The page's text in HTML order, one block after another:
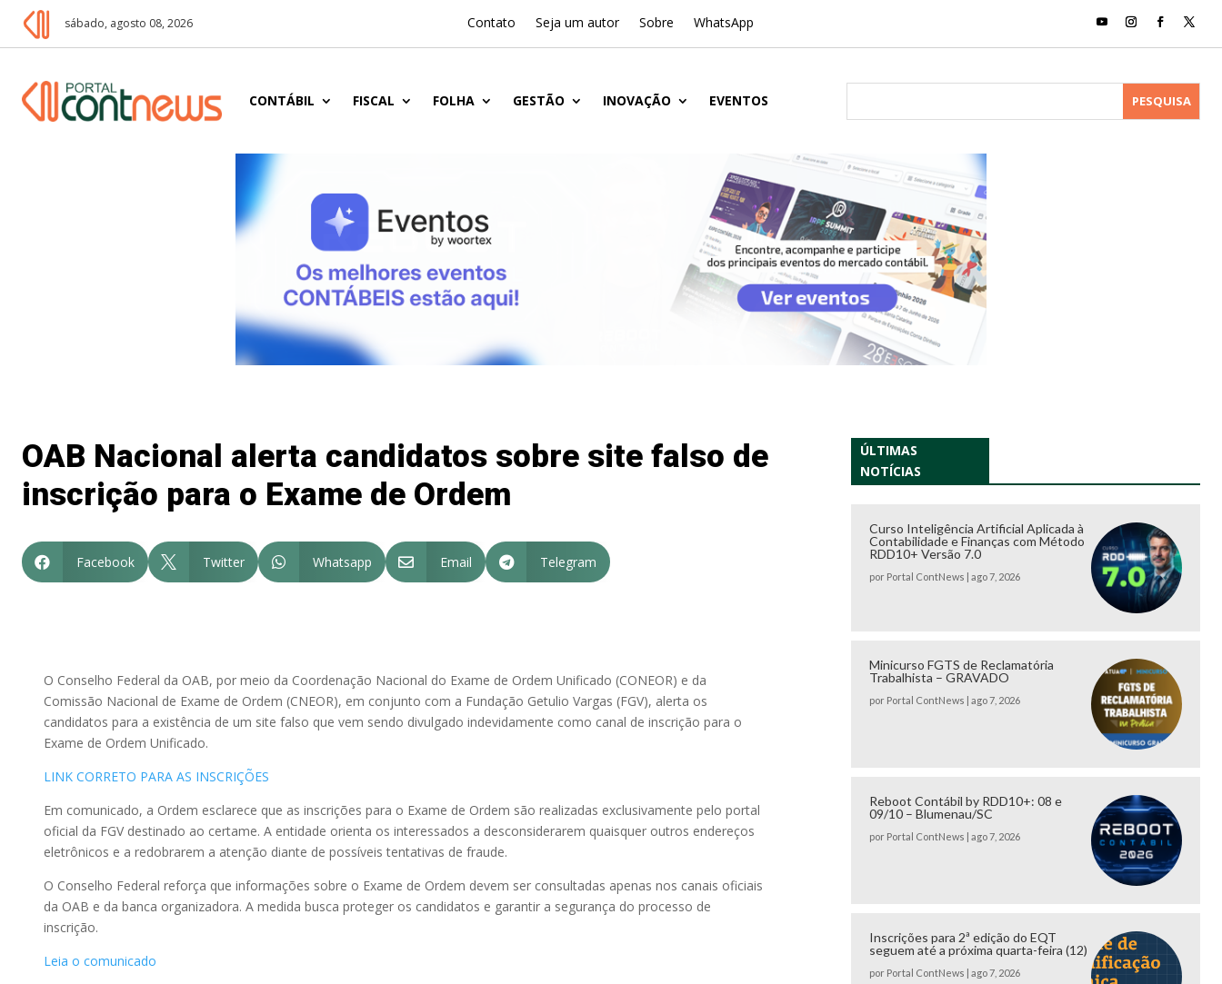
sábado, agosto 08, 2026 Contato Seja um autor Sobre WhatsApp
CONTÁBIL FISCAL FOLHA GESTÃO INOVAÇÃO EVENTOS
OAB Nacional alerta candidatos sobre site falso de
inscrição para o Exame de Ordem
 Facebook  Twitter  Whatsapp  Email  Telegram
O Conselho Federal da OAB, por meio da Coordenação Nacional do Exame de Ordem Unificado (CONEOR) e da
Comissão Nacional de Exame de Ordem (CNEOR), em conjunto com a Fundação Getulio Vargas (FGV), alerta os
candidatos para a existência de um site falso que vem sendo divulgado indevidamente como canal de inscrição para o
Exame de Ordem Unificado.
LINK CORRETO PARA AS INSCRIÇÕES
Em comunicado, a Ordem esclarece que as inscrições para o Exame de Ordem são realizadas exclusivamente pelo portal
oficial da FGV destinado ao certame. A entidade orienta os interessados a desconsiderarem quaisquer outros endereços
eletrônicos e a redobrarem a atenção diante de possíveis tentativas de fraude.
O Conselho Federal reforça que informações sobre o Exame de Ordem devem ser consultadas apenas nos canais oficiais
da OAB e da banca organizadora. A medida busca proteger os candidatos e garantir a segurança do processo de
inscrição.
Leia o comunicado
ÚLTIMAS
NOTÍCIAS
Curso Inteligência Artificial Aplicada à
Contabilidade e Finanças com Método
RDD10+ Versão 7.0
por Portal ContNews ago 7, 2026
Minicurso FGTS de Reclamatória
Trabalhista – GRAVADO
por Portal ContNews ago 7, 2026
Reboot Contábil by RDD10+: 08 e
09/10 – Blumenau/SC
por Portal ContNews ago 7, 2026
Inscrições para 2ª edição do EQT
seguem até a próxima quarta-feira (12)
por Portal ContNews ago 7, 2026